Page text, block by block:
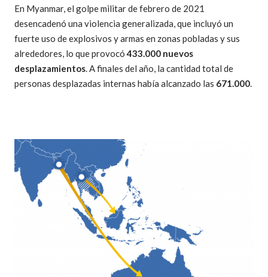
En Myanmar, el golpe militar de febrero de 2021
desencadenó una violencia generalizada, que incluyó un
fuerte uso de explosivos y armas en zonas pobladas y sus
alrededores, lo que provocó433.000 nuevos
desplazamientos. A finales del año, la cantidad total de
personas desplazadas internas había alcanzado las 671.000.